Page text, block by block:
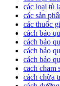
các loại tủ
các sản
các thuốc
cách bảo
cách bảo
cách bảo
cách bảo
cach cham
cách chữa